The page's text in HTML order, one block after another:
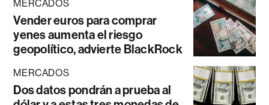
MERCADOS
Vender euros para comprar
yenes aumenta el riesgo
geopolítico, advierte BlackRock
MERCADOS
Dos datos pondrán a prueba al